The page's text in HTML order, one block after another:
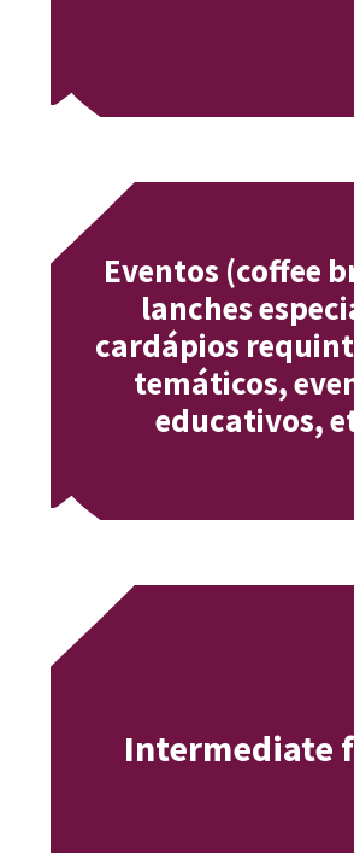
Eventos (coffee
lanches
cardápios
temáticos,
educativos,
Intermediate